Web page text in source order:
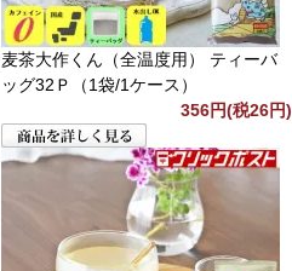
麦茶大作くん（全温度用） ティーバ
ッグ32Ｐ（1袋/1ケース）
356円(税26円)